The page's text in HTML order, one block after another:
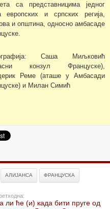
са представницима једног
европских и српских регија,
и општина, односно амбасаде
Саша Миљковић
конзул Француске),
Реме (аташе у Амбасади
и Милан Симић
АЛИЈАНСА ФРАНЦУСКА
ли ће (и) када бити пруге од